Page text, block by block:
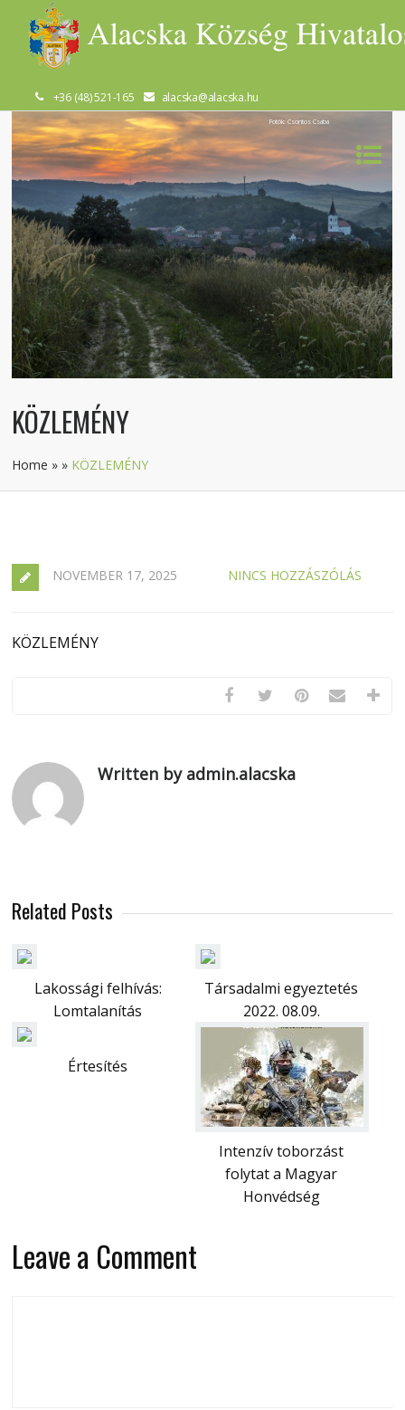
+36 (48) 521-165 alacska@alacska.hu
Fotók: Csontos Csaba
KÖZLEMÉNY
Home » » KÖZLEMÉNY
NOVEMBER 17, 2025 NINCS HOZZÁSZÓLÁS
KÖZLEMÉNY
Written by admin.alacska
Related Posts
Lakossági felhívás:
Lomtalanítás
Társadalmi egyeztetés
2022. 08.09.
Értesítés
Intenzív toborzást
folytat a Magyar
Honvédség
Leave a Comment